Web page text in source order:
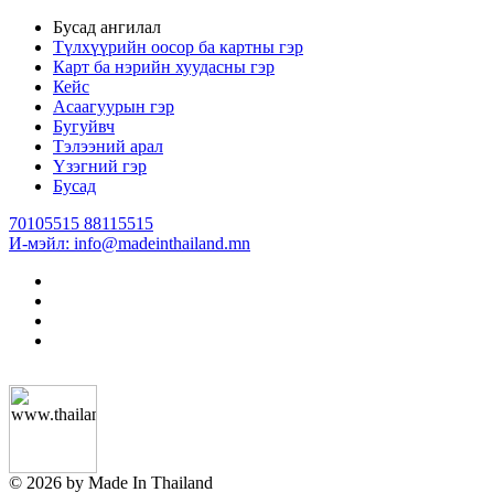
Бусад ангилал
Түлхүүрийн оосор ба картны гэр
Карт ба нэрийн хуудасны гэр
Кейс
Асаагуурын гэр
Бугуйвч
Тэлээний арал
Үзэгний гэр
Бусад
70105515 88115515
И-мэйл: info@madeinthailand.mn
© 2026 by Made In Thailand